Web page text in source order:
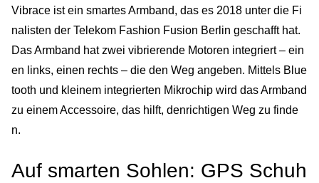
Vibrace ist ein smartes Armband, das es 2018 unter die Fi
nalisten der Telekom Fashion Fusion Berlin geschafft hat.
Das Armband hat zwei vibrierende Motoren integriert – ein
en links, einen rechts – die den Weg angeben. Mittels Blue
tooth und kleinem integrierten Mikrochip wird das Armband
zu einem Accessoire, das hilft, denrichtigen Weg zu finde
n.
Auf smarten Sohlen: GPS Schuh